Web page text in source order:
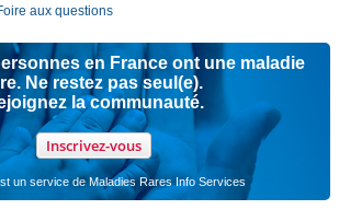
aux questions
en France ont une maladie
Ne restez pas seul(e).
la communauté.
Inscrivez-vous
un service de Maladies Rares Info Services